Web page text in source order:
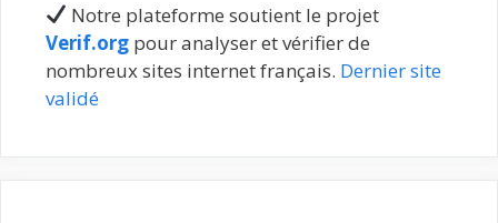
Notre plateforme soutient le projet
Verif.org pour analyser et vérifier de
nombreux sites internet français. Dernier site
validé